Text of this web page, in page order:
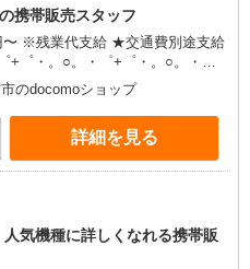
携帯販売スタッフ
〜 ※残業代支給 ★交通費別途支給
支給(規定有) お友達を紹介
ブ支給(規定有) ★月2回払
（規程有）★ ゜・。○。・゜
+゜
のdocomoショップ
詳細を見る
気機種に詳しくなれる携帯販